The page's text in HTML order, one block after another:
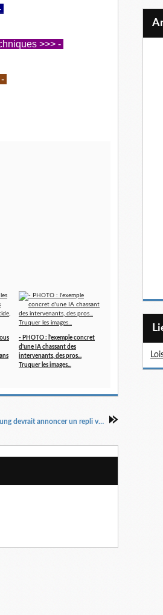
>>> -
- PHOTO : l'exemple concret
d'une IA chassant des
intervenants, des pros...
Truquer les images...
CORÉE DU SUD, Samsung devrait annoncer un repli vertigineux et même record de ses profits...